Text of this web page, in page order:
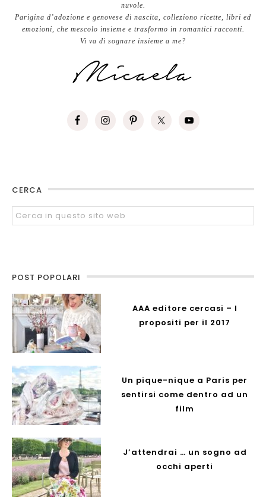
nuvole.
Parigina d’adozione e genovese di nascita, colleziono ricette, libri ed
emozioni, che mescolo insieme e trasformo in romantici racconti.
Vi va di sognare insieme a me?
CERCA
POST POPOLARI
AAA editore cercasi – I
propositi per il 2017
Un pique-nique a Paris per
sentirsi come dentro ad un
film
J’attendrai … un sogno ad
occhi aperti